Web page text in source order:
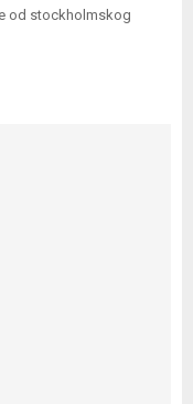
od stockholmskog